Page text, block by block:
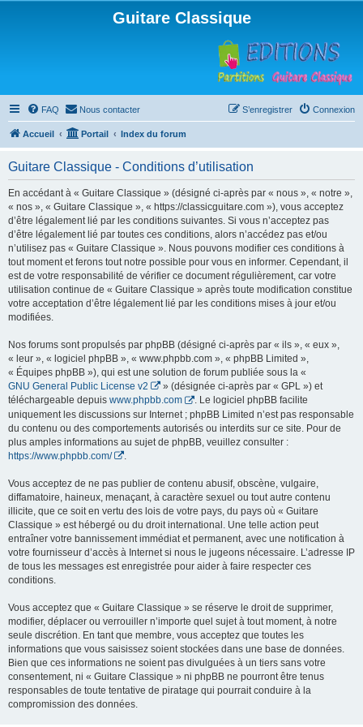
Guitare Classique
FAQ Nous contacter Connexion
S’enregistrer
Accueil Portail Index du forum
Guitare Classique - Conditions d’utilisation
En accédant à « Guitare Classique » (désigné ci-après par « nous », « notre »,
« nos », « Guitare Classique », « https://classicguitare.com »), vous acceptez
d’être légalement lié par les conditions suivantes. Si vous n’acceptez pas
d’être légalement lié par toutes ces conditions, alors n’accédez pas et/ou
n’utilisez pas « Guitare Classique ». Nous pouvons modifier ces conditions à
tout moment et ferons tout notre possible pour vous en informer. Cependant, il
est de votre responsabilité de vérifier ce document régulièrement, car votre
utilisation continue de « Guitare Classique » après toute modification constitue
votre acceptation d’être légalement lié par les conditions mises à jour et/ou
modifiées.
Nos forums sont propulsés par phpBB (désigné ci-après par « ils », « eux »,
« leur », « logiciel phpBB », « www.phpbb.com », « phpBB Limited »,
« Équipes phpBB »), qui est une solution de forum publiée sous la «
GNU General Public License v2
» (désignée ci-après par « GPL ») et
téléchargeable depuis www.phpbb.com
. Le logiciel phpBB facilite
uniquement les discussions sur Internet ; phpBB Limited n’est pas responsable
du contenu ou des comportements autorisés ou interdits sur ce site. Pour de
plus amples informations au sujet de phpBB, veuillez consulter :
https://www.phpbb.com/
Vous acceptez de ne pas publier de contenu abusif, obscène, vulgaire,
diffamatoire, haineux, menaçant, à caractère sexuel ou tout autre contenu
illicite, que ce soit en vertu des lois de votre pays, du pays où « Guitare
Classique » est hébergé ou du droit international. Une telle action peut
entraîner votre bannissement immédiat et permanent, avec une notification à
votre fournisseur d’accès à Internet si nous le jugeons nécessaire. L’adresse IP
de tous les messages est enregistrée pour aider à faire respecter ces
conditions.
Vous acceptez que « Guitare Classique » se réserve le droit de supprimer,
modifier, déplacer ou verrouiller n’importe quel sujet à tout moment, à notre
seule discrétion. En tant que membre, vous acceptez que toutes les
informations que vous saisissez soient stockées dans une base de données.
Bien que ces informations ne soient pas divulguées à un tiers sans votre
consentement, ni « Guitare Classique » ni phpBB ne pourront être tenus
responsables de toute tentative de piratage qui pourrait conduire à la
compromission des données.